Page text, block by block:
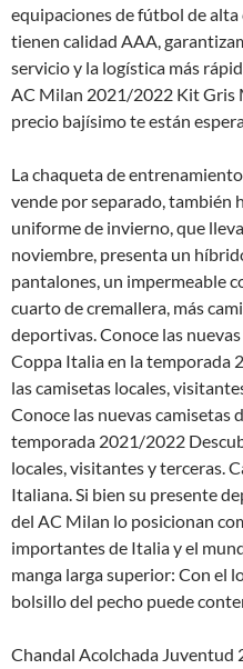
equipaciones de fútbol de
tienen calidad AAA,
servicio y la logística más
AC Milan 2021/2022 Kit Gris
precio bajísimo te están
La chaqueta de
vende por separado, también
uniforme de invierno, que
noviembre, presenta un
pantalones, un impermeable
cuarto de cremallera, más
deportivas. Conoce las
Coppa Italia en la temporada
las camisetas locales,
Conoce las nuevas camisetas
temporada 2021/2022
locales, visitantes y terceras.
Italiana. Si bien su presente
del AC Milan lo posicionan
importantes de Italia y el
manga larga superior: Con el
bolsillo del pecho puede
Chandal Acolchada Juventud